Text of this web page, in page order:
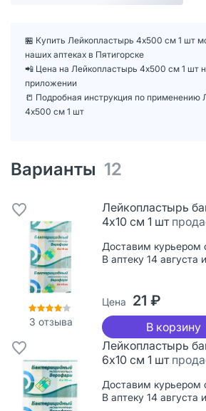
🏪 Купить Лейкопластырь 4х500 см 1 шт
наших аптеках в Пятигорске
📲 Цена на Лейкопластырь 4х500 см 1 шт
приложении
📒 Подробная инструкция по применению
4х500 см 1 шт
Варианты 12
3 отзыва
Лейкопластырь
4х10 см 1 шт
Доставим курьером
В аптеку 14 августа
Цена 21 ₽
В корзину
Лейкопластырь
6х10 см 1 шт
Доставим курьером
В аптеку 14 августа